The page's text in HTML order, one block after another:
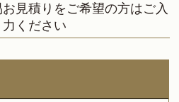
見積りをご希望の方はご入
力ください